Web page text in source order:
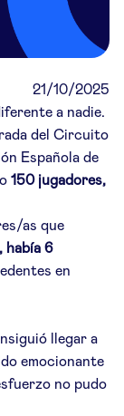
21/10/2025
a nadie.
del Circuito
Española de
150 jugadores,
as que
había 6
en
llegar a
emocionante
no pudo